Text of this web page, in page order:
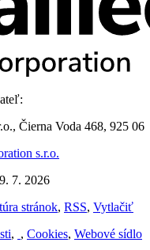
Čierna Voda 468, 925 06
s.r.o.
7. 2026
stránok, RSS, Vytlačiť
, , Cookies, Webové sídlo